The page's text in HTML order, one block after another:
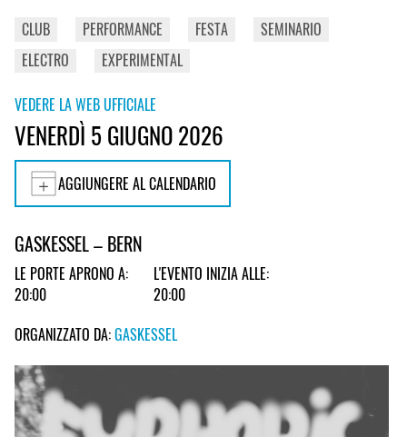
CLUB
PERFORMANCE FESTA
SEMINARIO
ELECTRO
EXPERIMENTAL
VEDERE LA WEB UFFICIALE
VENERDÌ 5 GIUGNO 2026
AGGIUNGERE AL CALENDARIO
GASKESSEL – BERN
LE PORTE APRONO A:
20:00
L'EVENTO INIZIA ALLE:
20:00
ORGANIZZATO DA:GASKESSEL